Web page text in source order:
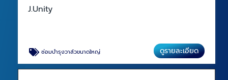
J.Unity
ซ่อมบำรุงวาล์วขนาดใหญ่ ดูรายละเอียด